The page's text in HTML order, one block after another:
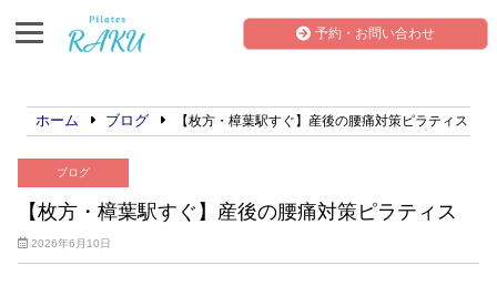
予約・お問い合わせ
ホーム ブログ 【枚方・樟葉駅すぐ】産後の腰痛対策ピラティス
ブログ
【枚方・樟葉駅すぐ】産後の腰痛対策ピラティス
2026年6月10日